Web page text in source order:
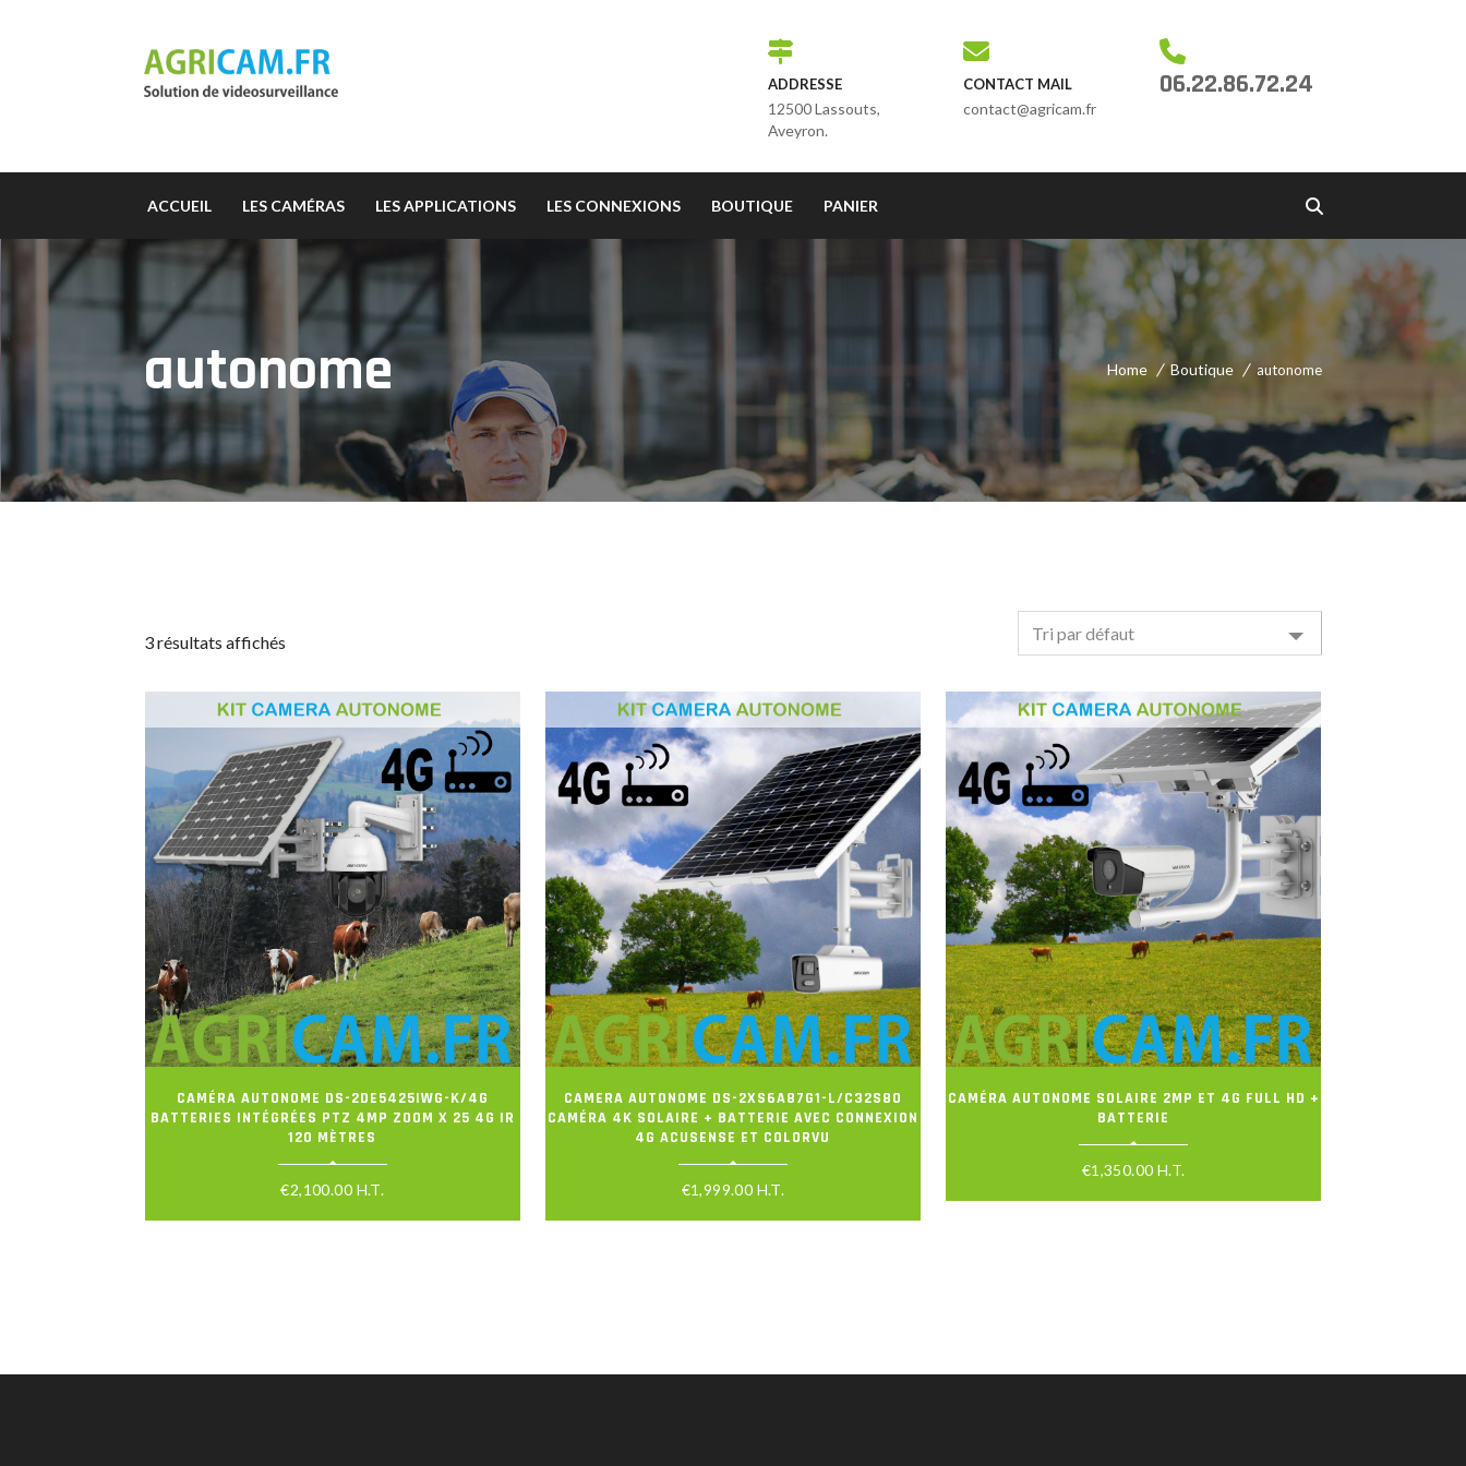
ADDRESSE
12500 Lassouts,
Aveyron.
CONTACT MAIL
contact@agricam.fr
06.22.86.72.24
ACCUEIL LES CAMÉRAS LES APPLICATIONS LES CONNEXIONS BOUTIQUE PANIER
autonome Home Boutique autonome
3 résultats affichés
CAMÉRA AUTONOME DS-2DE5425IWG-K/4G
BATTERIES INTÉGRÉES PTZ 4MP ZOOM X 25 4G IR
120 MÈTRES
€2,100.00 H.T.
CAMERA AUTONOME DS-2XS6A87G1-L/C32S80
CAMÉRA 4K SOLAIRE + BATTERIE AVEC CONNEXION
4G ACUSENSE ET COLORVU
€1,999.00 H.T.
CAMÉRA AUTONOME SOLAIRE 2MP ET 4G FULL HD +
BATTERIE
€1,350.00 H.T.